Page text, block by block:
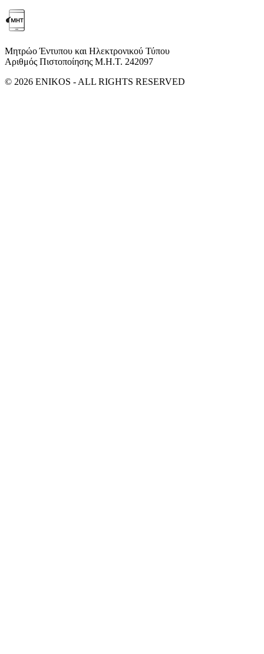
Μητρώο Έντυπου και Ηλεκτρονικού Τύπου
Αριθμός Πιστοποίησης Μ.Η.Τ. 242097
© 2026 ENIKOS - ALL RIGHTS RESERVED